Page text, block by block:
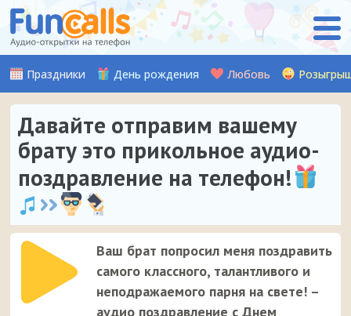
Праздники День рождения Любовь
Давайте отправим вашему
брату это прикольное аудио-
поздравление на телефон!
Ваш брат попросил меня поздравить
самого классного, талантливого и
неподражаемого парня на свете! –
аудио поздравление с Днем